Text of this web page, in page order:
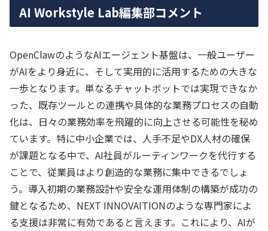
AI Workstyle Lab編集部コメント
OpenClawのようなAIエージェント基盤は、一般ユーザー
がAIをより身近に、そして実用的に活用するための大きな
一歩となります。単なるチャットボットでは実現できなか
った、既存ツールとの連携や具体的な業務プロセスの自動
化は、日々の業務効率を飛躍的に向上させる可能性を秘め
ています。特に中小企業では、人手不足やDX人材の確保
が課題となる中で、AI社員がルーティンワークを代行する
ことで、従業員はより創造的な業務に集中できるでしょ
う。導入初期の業務設計や安全な運用体制の構築が成功の
鍵となるため、NEXT INNOVAITIONのような専門家によ
る支援は非常に有効であると言えます。これにより、AIが